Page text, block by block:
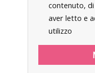
contenuto,
aver letto e
utilizzo